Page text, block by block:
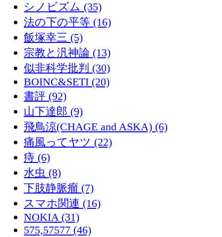
シノビズム (35)
法の下の平等 (16)
飯塚幸三 (5)
宗教と汎神論 (13)
似非科学批判 (30)
BOINC&SETI (20)
書評 (92)
山下達郎 (9)
飛鳥涼(CHAGE and ASKA) (6)
痛風ってヤツ (22)
痔 (6)
水虫 (8)
下肢静脈瘤 (7)
スマホ関連 (16)
NOKIA (31)
575,57577 (46)